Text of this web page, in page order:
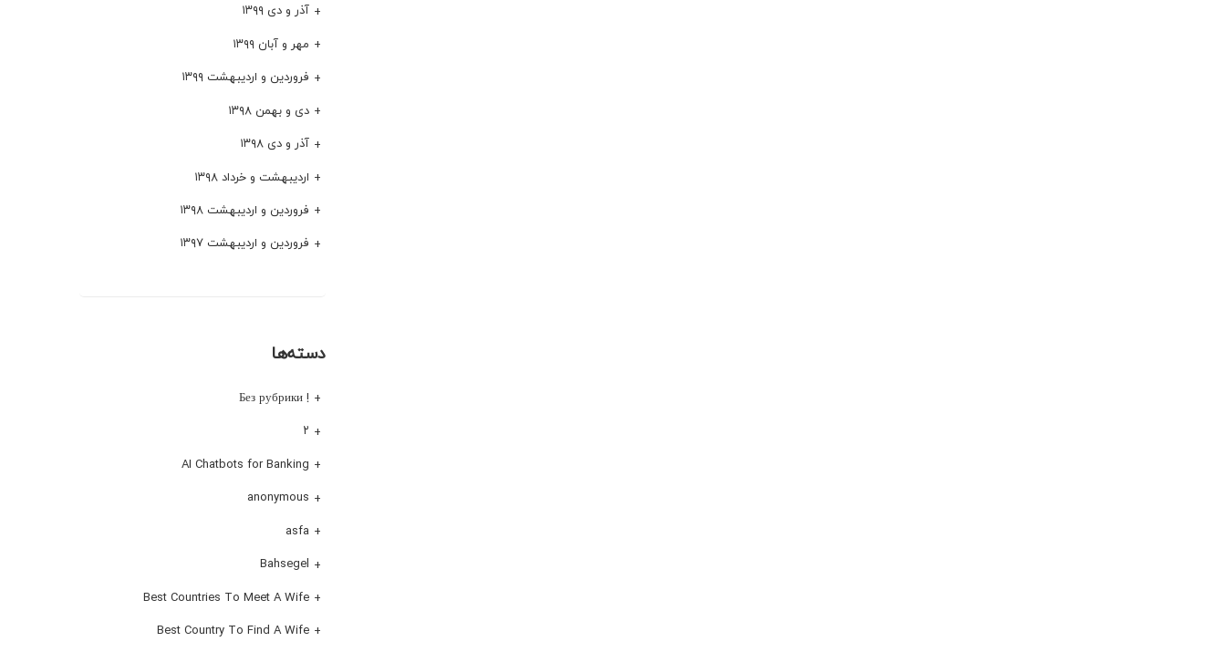
آذر و دی ۱۳۹۹
مهر و آبان ۱۳۹۹
فروردین و اردیبهشت ۱۳۹۹
دی و بهمن ۱۳۹۸
آذر و دی ۱۳۹۸
اردیبهشت و خرداد ۱۳۹۸
فروردین و اردیبهشت ۱۳۹۸
فروردین و اردیبهشت ۱۳۹۷
دسته‌ها
! Без рубрики
۲
AI Chatbots for Banking
anonymous
asfa
Bahsegel
Best Countries To Meet A Wife
Best Country To Find A Wife